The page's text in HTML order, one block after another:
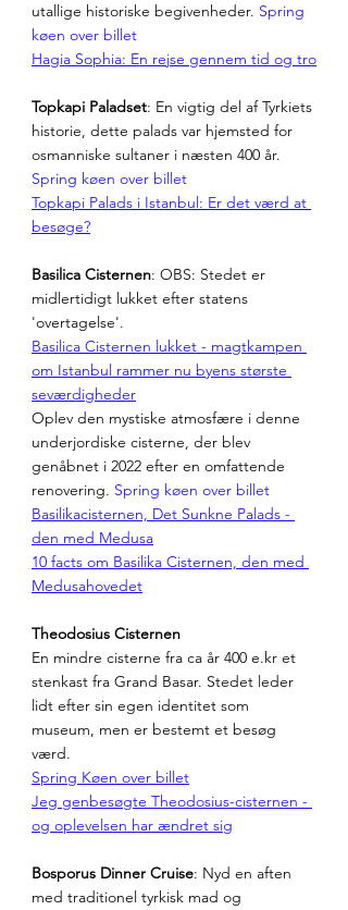
utallige historiske begivenheder. Spring
køen over billet
Hagia Sophia: En rejse gennem tid og tro
Topkapi Paladset: En vigtig del af Tyrkiets
historie, dette palads var hjemsted for
osmanniske sultaner i næsten 400 år.
Spring køen over billet
Topkapi Palads i Istanbul: Er det værd at
besøge?
Basilica Cisternen: OBS: Stedet er
midlertidigt lukket efter statens
'overtagelse'.
Basilica Cisternen lukket - magtkampen
om Istanbul rammer nu byens største
seværdigheder
Oplev den mystiske atmosfære i denne
underjordiske cisterne, der blev
genåbnet i 2022 efter en omfattende
renovering. Spring køen over billet
Basilikacisternen, Det Sunkne Palads -
den med Medusa
10 facts om Basilika Cisternen, den med
Medusahovedet
Theodosius Cisternen
En mindre cisterne fra ca år 400 e.kr et
stenkast fra Grand Basar. Stedet leder
lidt efter sin egen identitet som
museum, men er bestemt et besøg
værd.
Spring Køen over billet
Jeg genbesøgte Theodosius-cisternen -
og oplevelsen har ændret sig
Bosporus Dinner Cruise: Nyd en aften
med traditionel tyrkisk mad og